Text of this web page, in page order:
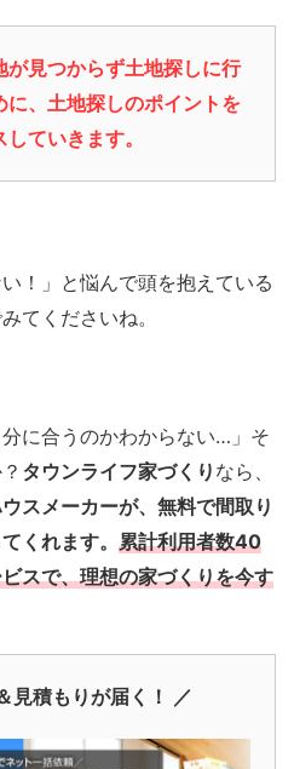
が見つからず土地探しに行
に、土地探しのポイントを
ていきます。
！」と悩んで頭を抱えている
てくださいね。
分に合うのかわからない…」そ
タウンライフ家づくり なら、
スメーカーが、無料で間取り
くれます。 累計利用者数40
スで、理想の家づくりを今す
見積もりが届く！ ／